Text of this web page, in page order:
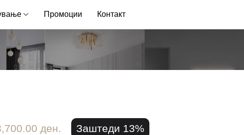
Промоции Контакт
ден. Заштеди 13%